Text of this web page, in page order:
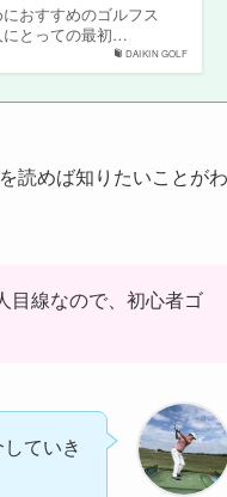
DAIKIN GOLF
おすすめのゴルフス
にとっての最初…
読めば知りたいことがわ
目線なので、初心者ゴ
ていき